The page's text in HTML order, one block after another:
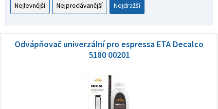
Nejlevnější Nejprodávanější Nejdražší
Odvápňovač univerzální pro espressa ETA Decalco
5180 00201